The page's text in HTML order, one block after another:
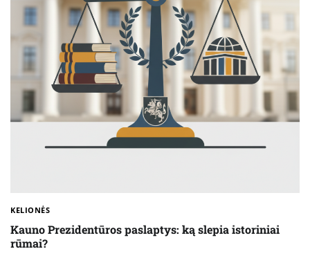
KELIONĖS
Kauno Prezidentūros paslaptys: ką slepia istoriniai
rūmai?